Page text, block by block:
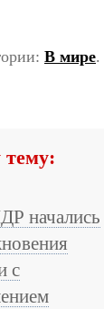
В мире.
тему:
начались
с